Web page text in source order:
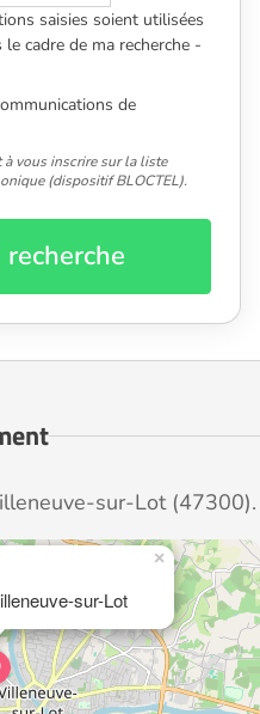
saisies soient utilisées
cadre de ma recherche -
de
vous inscrire sur la liste
(dispositif BLOCTEL).
sur-Lot (47300).
sur-Lot
×